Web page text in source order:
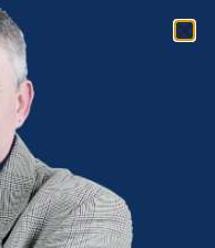
legal
de privacidad
de cookies